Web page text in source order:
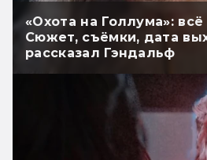
«Охота на Голлума»:
Сюжет, съёмки, дата
рассказал Гэндальф